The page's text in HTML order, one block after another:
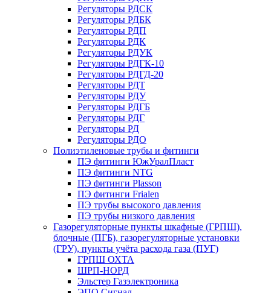
Регуляторы РДСК
Регуляторы РДБК
Регуляторы РДП
Регуляторы РДК
Регуляторы РДУК
Регуляторы РДГК-10
Регуляторы РДГД-20
Регуляторы РДТ
Регуляторы РДУ
Регуляторы РДГБ
Регуляторы РДГ
Регуляторы РД
Регуляторы РДО
Полиэтиленовые трубы и фитинги
ПЭ фитинги ЮжУралПласт
ПЭ фитинги NTG
ПЭ фитинги Plasson
ПЭ фитинги Frialen
ПЭ трубы высокого давления
ПЭ трубы низкого давления
Газорегуляторные пункты шкафные (ГРПШ),
блочные (ПГБ), газорегуляторные установки
(ГРУ), пункты учёта расхода газа (ПУГ)
ГРПШ ОХТА
ШРП-НОРД
Эльстер Газэлектроника